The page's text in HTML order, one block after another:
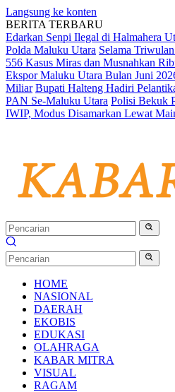
Langsung ke konten
BERITA TERBARU
Edarkan Senpi Ilegal di Halmahera
Polda Maluku Utara Selama
556 Kasus Miras dan Musnahkan
Ekspor Maluku Utara Bulan Juni
Miliar Bupati Halteng Hadiri
PAN Se-Maluku Utara Polisi Bekuk
IWIP, Modus Disamarkan Lewat
HOME
NASIONAL
DAERAH
EKOBIS
EDUKASI
OLAHRAGA
KABAR MITRA
VISUAL
RAGAM